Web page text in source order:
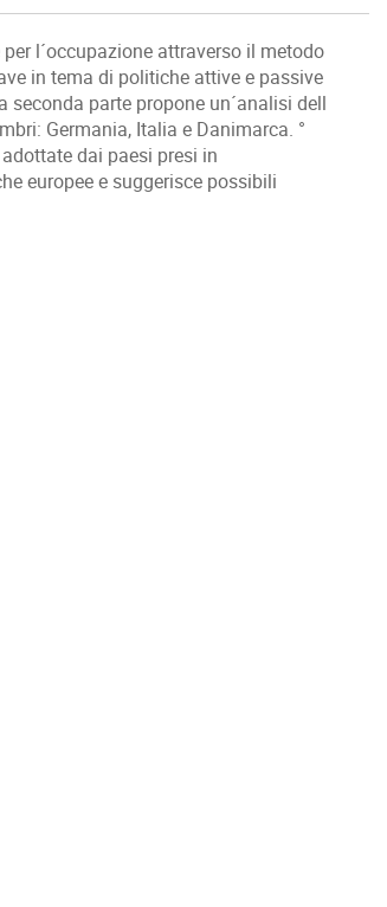
l´occupazione attraverso il metodo
in tema di politiche attive e passive
parte propone un´analisi dell
Germania, Italia e Danimarca. °
dai paesi presi in
europee e suggerisce possibili